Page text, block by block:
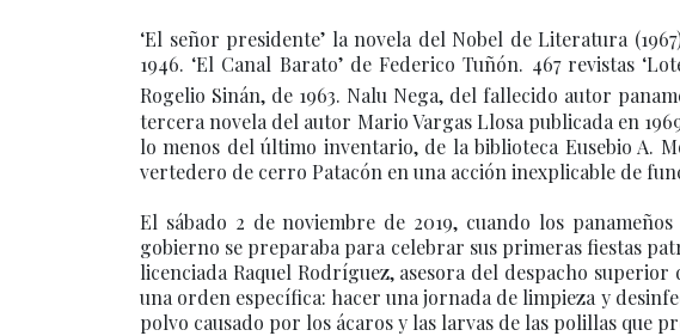
‘El señor presidenteʼ la novela del Nobel de Literatura
1946. ‘El Canal Barato’ de Federico Tuñón. 467 revistas
Rogelio Sinán, de 1963. Nalu Nega, del fallecido autor
tercera novela del autor Mario Vargas Llosa publicada en
lo menos del último inventario, de la biblioteca Eusebio A.
vertedero de cerro Patacón en una acción inexplicable de
El sábado 2 de noviembre de 2019, cuando los
gobierno se preparaba para celebrar sus primeras fiestas
licenciada Raquel Rodríguez, asesora del despacho
una orden específica: hacer una jornada de limpieza y
polvo causado por los ácaros y las larvas de las polillas que